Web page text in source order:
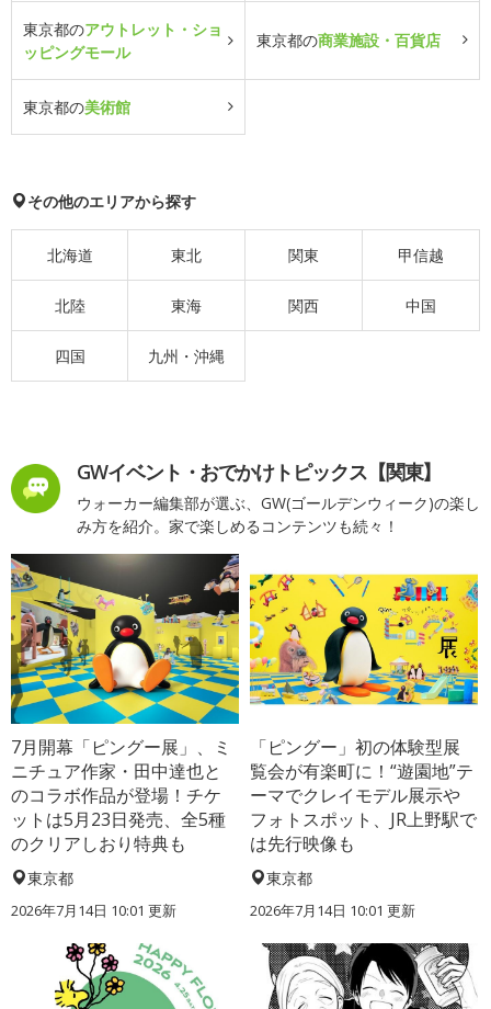
東京都のアウトレット・ショ
ッピングモール
東京都の商業施設・百貨店
東京都の美術館
その他のエリアから探す
北海道 東北 関東 甲信越
北陸 東海 関西 中国
四国 九州・沖縄
GWイベント・おでかけトピックス【関東】
ウォーカー編集部が選ぶ、GW(ゴールデンウィーク)の楽し
み方を紹介。家で楽しめるコンテンツも続々！
7月開幕「ピングー展」、ミ
ニチュア作家・田中達也と
のコラボ作品が登場！チケ
ットは5月23日発売、全5種
のクリアしおり特典も
東京都
2026年7月14日 10:01 更新
「ピングー」初の体験型展
覧会が有楽町に！“遊園地”テ
ーマでクレイモデル展示や
フォトスポット、JR上野駅で
は先行映像も
東京都
2026年7月14日 10:01 更新